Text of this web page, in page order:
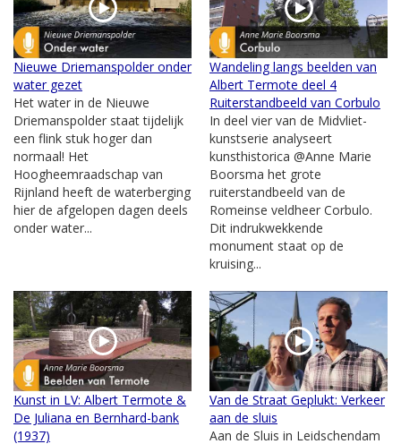
Nieuwe Driemanspolder onder
water gezet
Het water in de Nieuwe
Driemanspolder staat tijdelijk
een flink stuk hoger dan
normaal! Het
Hoogheemraadschap van
Rijnland heeft de waterberging
hier de afgelopen dagen deels
onder water...
Wandeling langs beelden van
Albert Termote deel 4
Ruiterstandbeeld van Corbulo
In deel vier van de Midvliet-
kunstserie analyseert
kunsthistorica @Anne Marie
Boorsma het grote
ruiterstandbeeld van de
Romeinse veldheer Corbulo.
Dit indrukwekkende
monument staat op de
kruising...
Kunst in LV: Albert Termote &
De Juliana en Bernhard-bank
(1937)
Van de Straat Geplukt: Verkeer
aan de sluis
Aan de Sluis in Leidschendam